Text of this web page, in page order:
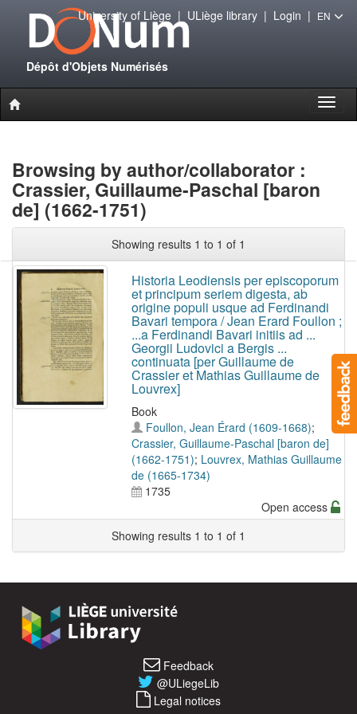
Dépôt d'Objets Numérisés
University of Liège| ULiège library| Login | EN
Browsing by author/collaborator :
Crassier, Guillaume-Paschal [baron
de] (1662-1751)
Showing results 1 to 1 of 1
Historia Leodiensis per episcoporum
et principum seriem digesta, ab
origine populi usque ad Ferdinandi
Bavari tempora / Jean Erard Foullon ;
...a Ferdinandi Bavari initiis ad ...
Georgii Ludovici a Bergis ...
continuata [per Guillaume de
Crassier et Mathias Guillaume de
Louvrex]
Book
Foullon, Jean Érard (1609-1668);
Crassier, Guillaume-Paschal [baron de]
(1662-1751); Louvrex, Mathias Guillaume
de (1665-1734)
1735
Open access
Showing results 1 to 1 of 1
Feedback
@ULiegeLib
Legal notices